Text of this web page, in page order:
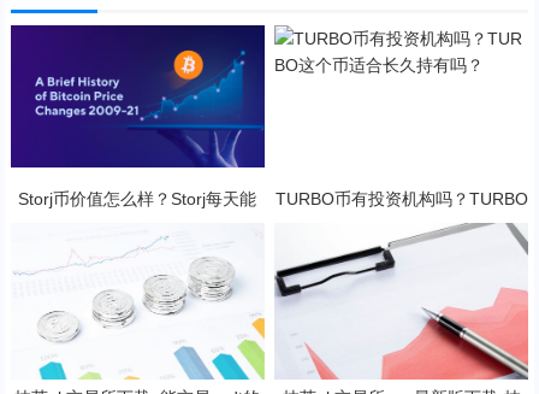
Storj币价值怎么样？Storj每天能
TURBO币有投资机构吗？TURBO
这个币适合长久持有吗？